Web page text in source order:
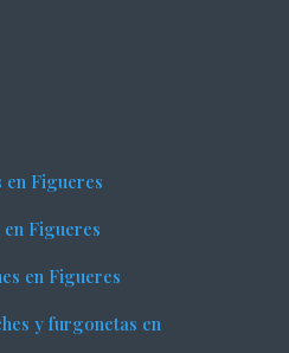
en Figueres
Figueres
en Figueres
y furgonetas en